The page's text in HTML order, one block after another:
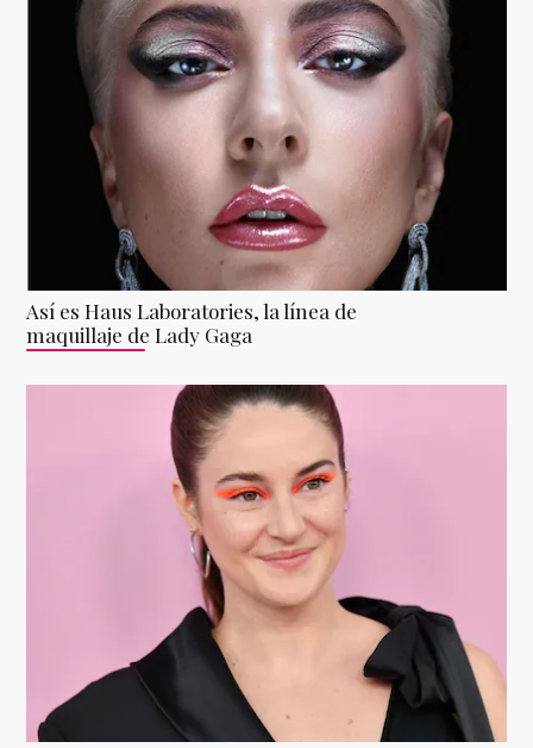
Así es Haus Laboratories, la línea de
maquillaje de Lady Gaga